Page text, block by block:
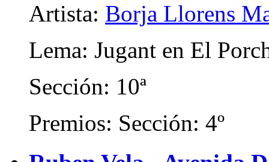
Artista: Borja Llorens
Lema: Jugant en El
Sección: 10ª
Premios: Sección: 4º